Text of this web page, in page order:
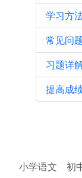
学习方
常见问
习题详
提高成
小学语文 初